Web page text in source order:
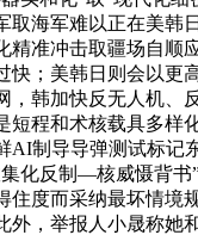
取海军难以正在美韩
精准冲击取疆场自顺
快；美韩日则会以更
，韩加快反无人机、
短程和术核载具多样
AI制导导弹测试标记
化反制—核威慑背书
住度而采纳最坏情境
外，举报人小晟称她